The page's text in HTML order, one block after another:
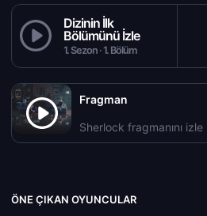
Dizinin İlk
Bölümünü İzle
1. Sezon · 1. Bölüm
Fragman
Sherlock fragmanını izle
ÖNE ÇIKAN OYUNCULAR